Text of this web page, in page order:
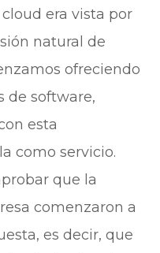
era vista por
natural de
ofreciendo
de software,
esta
como servicio.
que la
comenzaron a
es decir, que